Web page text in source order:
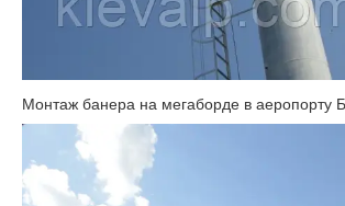
Монтаж банера на мегаборде в аеропорту